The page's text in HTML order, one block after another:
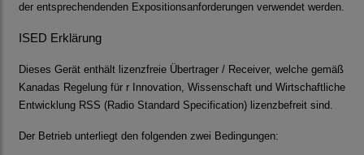
der entsprechendenden Expositionsanforderungen verwendet werden.
ISED Erklärung
Dieses Gerät enthält lizenzfreie Übertrager / Receiver, welche gemäß
Kanadas Regelung für r Innovation, Wissenschaft und Wirtschaftliche
Entwicklung RSS (Radio Standard Specification) lizenzbefreit sind.
Der Betrieb unterliegt den folgenden zwei Bedingungen: